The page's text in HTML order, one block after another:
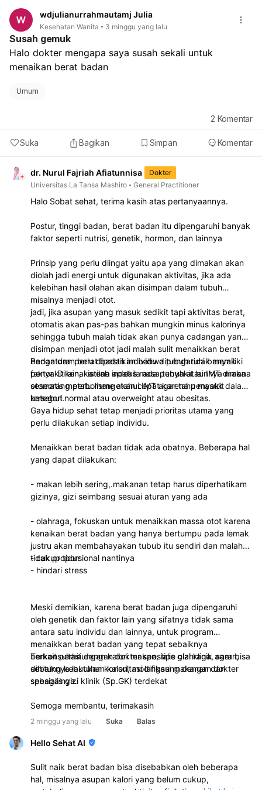
dari jadwal
Kalau ada kemungkinan hamil, sebaiknya tes pack
Jadi, dari cerita Anda, ini masih bisa normal akibat
pengaruh Postinor bulan lalu. Tetap pantau ya. Kalau
fleknya tidak berhenti atau keluhan berulang,
wdjulianurrahmautamj Julia
Kesehatan Wanita 3 minggu yang lalu
Susah gemuk
Halo dokter mengapa saya susah sekali untuk
menaikan berat badan
Umum
Suka Bagikan Simpan Komentar
2 Komentar
dr. Nurul Fajriah Afiatunnisa
Dokter
Universitas La Tansa Mashiro
General Practitioner
Halo Sobat sehat, terima kasih atas pertanyaannya.
Postur, tinggi badan, berat badan itu dipengaruhi banyak
faktor seperti nutrisi, genetik, hormon, dan lainnya
Prinsip yang perlu diingat yaitu apa yang dimakan akan
diolah jadi energi untuk digunakan aktivitas, jika ada
kelebihan hasil olahan akan disimpan dalam tubuh
misalnya menjadi otot.
jadi, jika asupan yang masuk sedikit tapi aktivitas berat,
otomatis akan pas-pas bahkan mungkin minus kalorinya
sehingga tubuh malah tidak akan punya cadangan yang
disimpan menjadi otot jadi malah sulit menaikkan berat
badan dan perlu dipastikan bahwa tubuh tidak memiliki
penyakit lain, karena apabila ada penyakit lainnya maka
otomatis metabolisme akan cepat karena penyakit
tersebut.
Pengaturan berat badan individu dipengaruhi banyak
faktor. Dikenal istilah indeks masa tubuh atau IMT dimana
seseorang perlu mengetahui IMT agar tahu masuk dalam
kategori normal atau overweight atau obesitas.
Gaya hidup sehat tetap menjadi prioritas utama yang
perlu dilakukan setiap individu.
Menaikkan berat badan tidak ada obatnya. Beberapa hal
yang dapat dilakukan:
- makan lebih sering,.makanan tetap harus diperhatikam
gizinya, gizi seimbang sesuai aturan yang ada
- olahraga, fokuskan untuk menaikkan massa otot karena
kenaikan berat badan yang hanya bertumpu pada lemak
justru akan membahayakan tubub itu sendiri dan malah
tidak proporsional nantinya
- cukup tidur
- hindari stress
Meski demikian, karena berat badan juga dipengaruhi
oleh genetik dan faktor lain yang sifatnya tidak sama
antara satu individu dan lainnya, untuk program
menaikkan berat badan yang tepat sebaiknya
berkonsultasi dengan dokter spesialis gizi klinik agar bisa
dihitung kebutuhan kalori, modifikasi makanan dan
sebagainya.
Terkait perhitungan kalori makan, tipe olahraga, saran,
sebaiknya lakukan konsultasi langsung dengan dokter
spesialis gizi klinik (Sp.GK) terdekat
Semoga membantu, terimakasih
2 minggu yang lalu Suka Balas
Hello Sehat AI
Sulit naik berat badan bisa disebabkan oleh beberapa
hal, misalnya asupan kalori yang belum cukup,